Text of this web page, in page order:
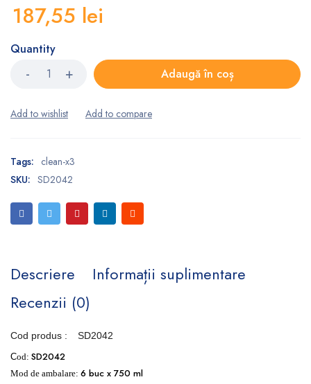
187,55 lei
Quantity
Adaugă în coș
Tags: clean-x3
SKU: SD2042
Descriere
Informații suplimentare
Recenzii (0)
Cod produs : SD2042
Cod: SD2042
Mod de ambalare: 6 buc x 750 ml